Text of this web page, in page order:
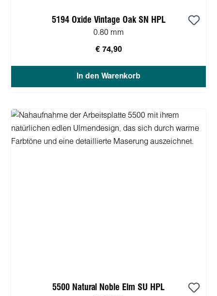
5194 Oxide Vintage Oak SN HPL
0.80 mm
€ 74,90
In den Warenkorb
5500 Natural Noble Elm SU HPL